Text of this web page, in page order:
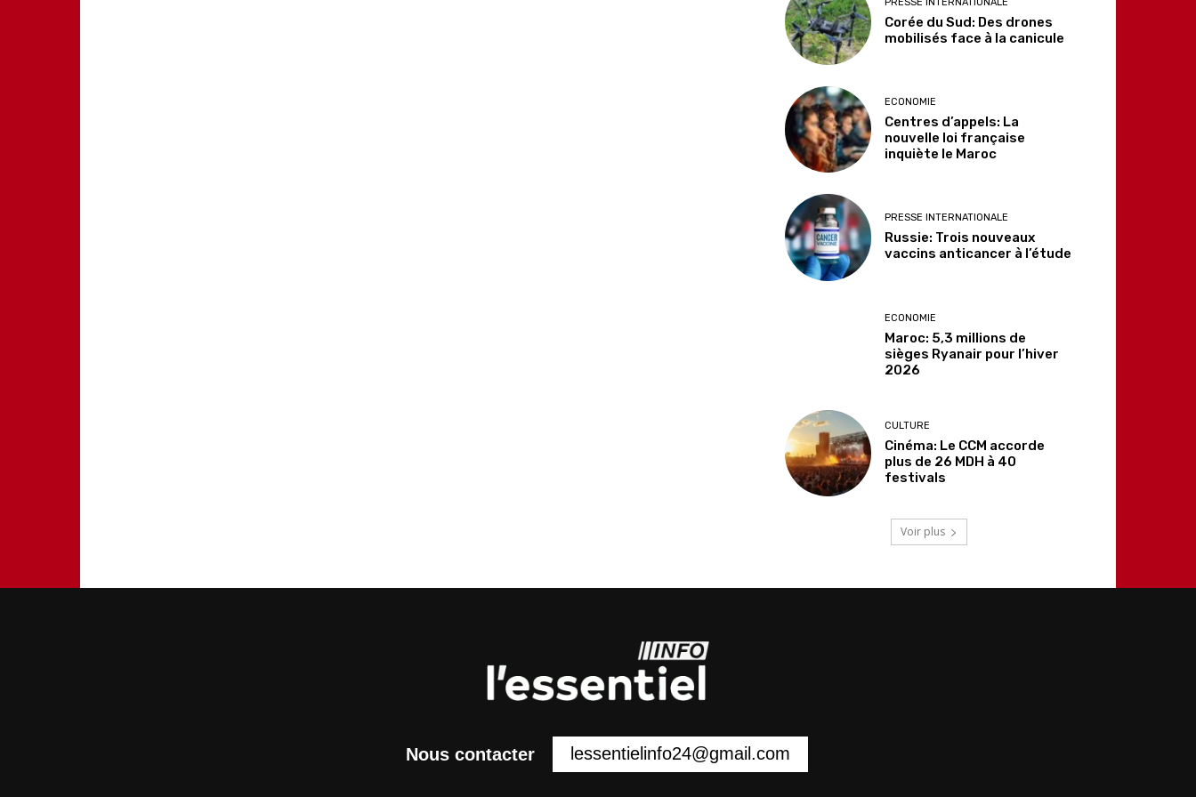
Corée du Sud: Des drones
mobilisés face à la canicule
ECONOMIE
Centres d’appels: La
nouvelle loi française
inquiète le Maroc
PRESSE INTERNATIONALE
Russie: Trois nouveaux
vaccins anticancer à l’étude
ECONOMIE
Maroc: 5,3 millions de
sièges Ryanair pour l’hiver
2026
CULTURE
Cinéma: Le CCM accorde
plus de 26 MDH à 40
festivals
Voir plus
Nous contacter lessentielinfo24@gmail.com